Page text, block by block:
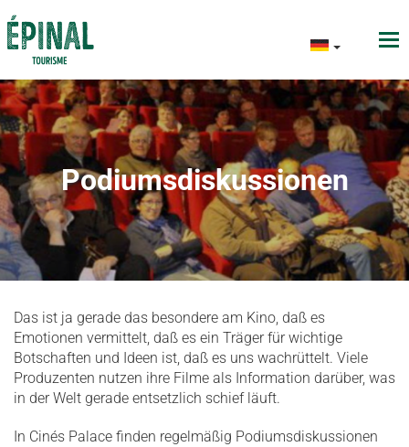
Podiumsdiskussionen
Das ist ja gerade das besondere am Kino, daß es
Emotionen vermittelt, daß es ein Träger für wichtige
Botschaften und Ideen ist, daß es uns wachrüttelt. Viele
Produzenten nutzen ihre Filme als Information darüber, was
in der Welt gerade entsetzlich schief läuft.
In Cinés Palace finden regelmäßig Podiumsdiskussionen